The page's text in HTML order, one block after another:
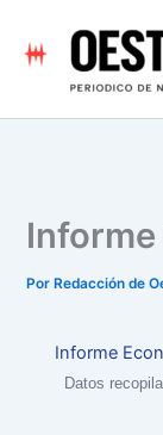
contenido
Por Redacción de
Informe
Datos